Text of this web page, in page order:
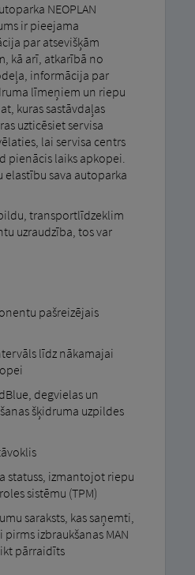
NEOPLAN
ir pieejama
par atsevišķām
kā arī, atkarībā no
informācija par
līmeņiem un riepu
kuras sastāvdaļas
uzticēsiet servisa
lai servisa centrs
pienācis laiks apkopei.
elastību sava autoparka
transportlīdzeklim
uzraudzība, tos var
pašreizējais
līdz nākamajai
degvielas un
šķidruma uzpildes
statuss, izmantojot riepu
sistēmu (TPM)
saraksts, kas saņemti,
izbraukšanas MAN
pārraidīts